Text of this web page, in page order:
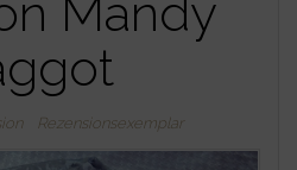
Mandy
Rezensionsexemplar